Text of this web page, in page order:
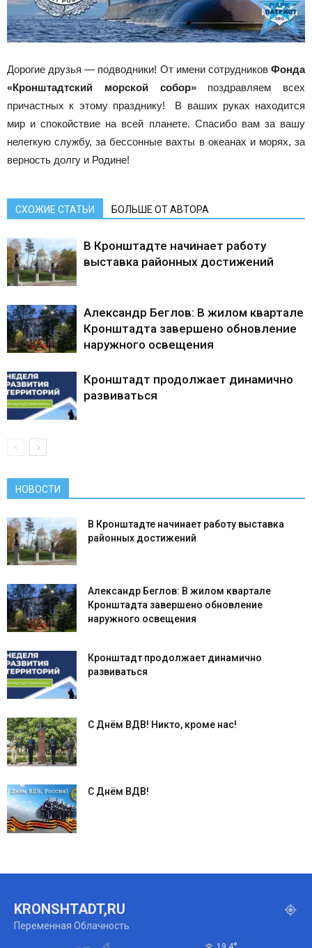
Дорогие друзья — подводники! От имени сотрудников Фонда
«Кронштадтский морской собор»поздравляем всех
причастных к этому празднику! В ваших руках находится
мир и спокойствие на всей планете. Спасибо вам за вашу
нелегкую службу, за бессонные вахты в океанах и морях, за
верность долгу и Родине!
СХОЖИЕ СТАТЬИ БОЛЬШЕ ОТ АВТОРА
В Кронштадте начинает работу
выставка районных достижений
Александр Беглов: В жилом квартале
Кронштадта завершено обновление
наружного освещения
Кронштадт продолжает динамично
развиваться
НОВОСТИ
В Кронштадте начинает работу выставка
районных достижений
Александр Беглов: В жилом квартале
Кронштадта завершено обновление
наружного освещения
Кронштадт продолжает динамично
развиваться
С Днём ВДВ! Никто, кроме нас!
С Днём ВДВ!
KRONSHTADT,RU
Переменная Облачность